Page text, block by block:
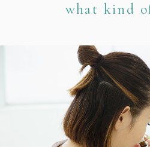
what kind